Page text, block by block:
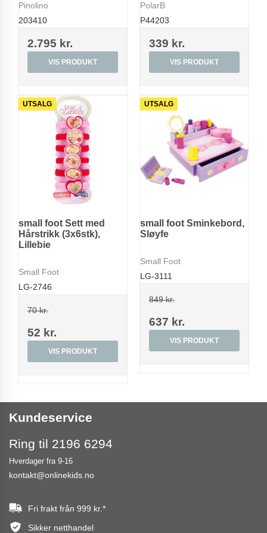
Pinolino
203410
2.795 kr.
VIS PRODUKT
PolarB
P44203
339 kr.
VIS PRODUKT
UTSALG
small foot Sett med
Hårstrikk (3x6stk),
Lillebie
Small Foot
LG-2746
70 kr.
52 kr.
VIS PRODUKT
UTSALG
small foot Sminkebord,
Sløyfe
Small Foot
LG-3111
849 kr.
637 kr.
VIS PRODUKT
Kundeservice
Ring til 2196 6294
Hverdager fra 9-16
kontakt@onlinekids.no
Fri frakt från 999 kr.*
Sikker netthandel